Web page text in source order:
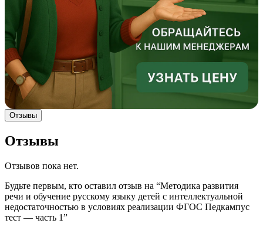
Отзывы
Отзывы
Отзывов пока нет.
Будьте первым, кто оставил отзыв на “Методика развития
речи и обучение русскому языку детей с интеллектуальной
недостаточностью в условиях реализации ФГОС Педкампус
тест — часть 1”